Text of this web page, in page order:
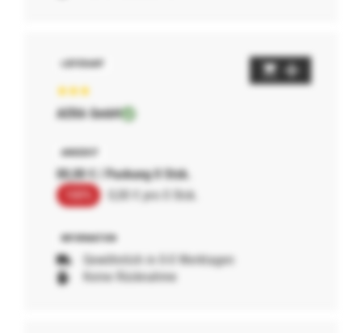
AERA GmbH
00,00 € / Packung 0 Stck.
0,00 € pro 0 Stck.
Gewöhnlich in 0-0 Werktagen
Keine Rücknahme